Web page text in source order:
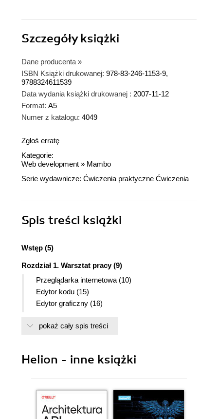
Szczegółyksiążki
Dane producenta »
ISBN Książki drukowanej: 978-83-246-1153-9,
9788324611539
Data wydania książki drukowanej : 2007-11-12
Format: A5
Numer z katalogu: 4049
Zgłoś erratę
Kategorie:
Web development » Mambo
Serie wydawnicze: Ćwiczenia praktyczne Ćwiczenia
Spis treści książki
Wstęp (5)
Rozdział 1. Warsztat pracy (9)
Przeglądarka internetowa (10)
Edytor kodu (15)
Edytor graficzny (16)
(19)
Rozdział 2. Instalacja systemu (27)
Wybór wersji systemu (27)
Czynności wstępne (28)
Proces instalacji (34)
Rozpoczęcie pracy (41)
Rozdział 3. Wiadomości podstawowe, interfejs
pokaż cały spis treści
Helion - inne książki